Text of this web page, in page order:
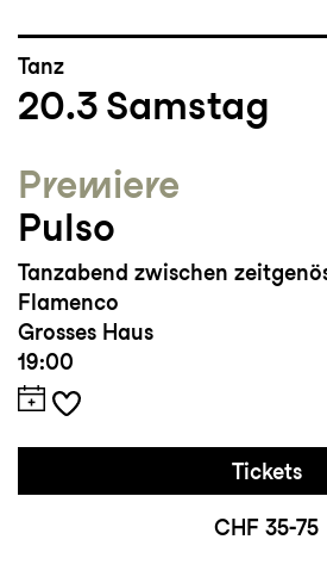
Tanz
20.3 Samstag
Premiere
Pulso
Tanzabend zwischen
Flamenco
Grosses Haus
19:00
Tickets
CHF 35-75